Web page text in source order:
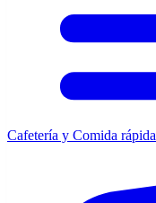
Cafetería y Comida rápida